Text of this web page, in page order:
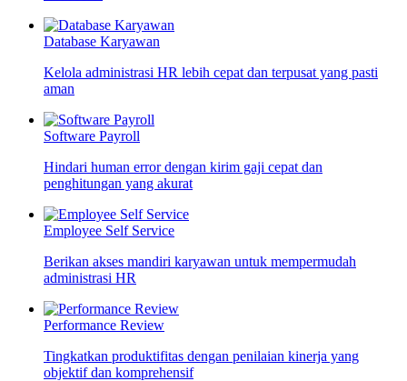
Database Karyawan
Kelola administrasi HR lebih cepat dan terpusat yang pasti
aman
Software Payroll
Hindari human error dengan kirim gaji cepat dan
penghitungan yang akurat
Employee Self Service
Berikan akses mandiri karyawan untuk mempermudah
administrasi HR
Performance Review
Tingkatkan produktifitas dengan penilaian kinerja yang
objektif dan komprehensif